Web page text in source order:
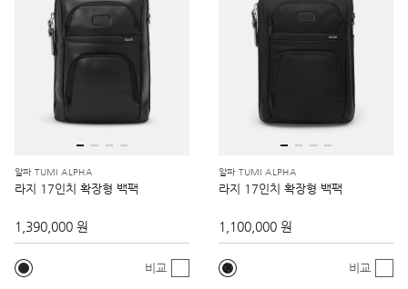
알파 TUMI ALPHA
라지 17인치 확장형 백팩
1,390,000 원
비교
알파 TUMI ALPHA
라지 17인치 확장형 백팩
1,100,000 원
비교